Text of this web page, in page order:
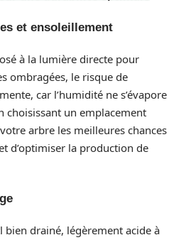
et ensoleillement
à la lumière directe pour
ombragées, le risque de
car l’humidité ne s’évapore
choisissant un emplacement
arbre les meilleures chances
d’optimiser la production de
bien drainé, légèrement acide à